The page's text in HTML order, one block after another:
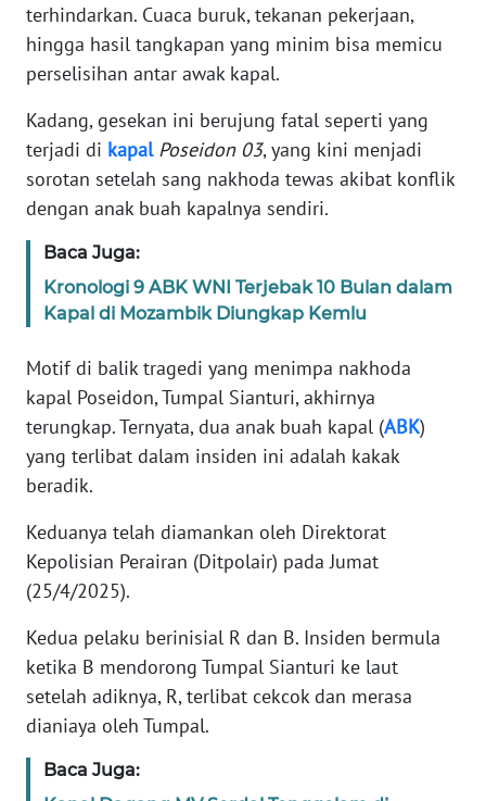
terhindarkan. Cuaca buruk, tekanan pekerjaan,
hingga hasil tangkapan yang minim bisa memicu
perselisihan antar awak kapal.
Kadang, gesekan ini berujung fatal seperti yang
terjadi di kapal Poseidon 03, yang kini menjadi
sorotan setelah sang nakhoda tewas akibat konflik
dengan anak buah kapalnya sendiri.
Baca Juga:
Kronologi 9 ABK WNI Terjebak 10 Bulan dalam
Kapal di Mozambik Diungkap Kemlu
Motif di balik tragedi yang menimpa nakhoda
kapal Poseidon, Tumpal Sianturi, akhirnya
terungkap. Ternyata, dua anak buah kapal (ABK)
yang terlibat dalam insiden ini adalah kakak
beradik.
Keduanya telah diamankan oleh Direktorat
Kepolisian Perairan (Ditpolair) pada Jumat
(25/4/2025).
Kedua pelaku berinisial R dan B. Insiden bermula
ketika B mendorong Tumpal Sianturi ke laut
setelah adiknya, R, terlibat cekcok dan merasa
dianiaya oleh Tumpal.
Baca Juga:
KONTAK
KAMI
IKLAN
TENTANG
PEDOMAN
MEDIA
SIBER
REDAKSI
KARIR
DISCLAIMER
Wahana
News
Regional
WN
SUMUT
WN
JAKARTA